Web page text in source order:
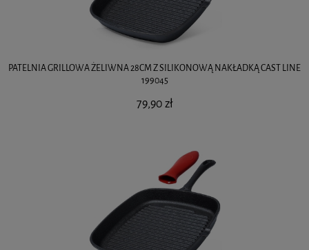
PATELNIA GRILLOWA ŻELIWNA 28CM Z SILIKONOWĄ NAKŁADKĄ CAST LINE
199045
79,90 zł